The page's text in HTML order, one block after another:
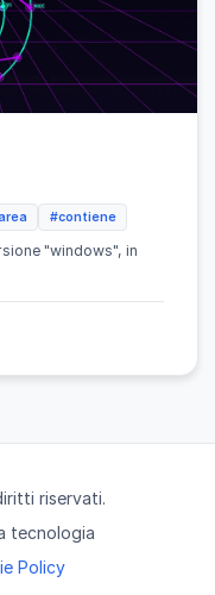
#contiene
"windows", in
riservati.
tecnologia
Policy